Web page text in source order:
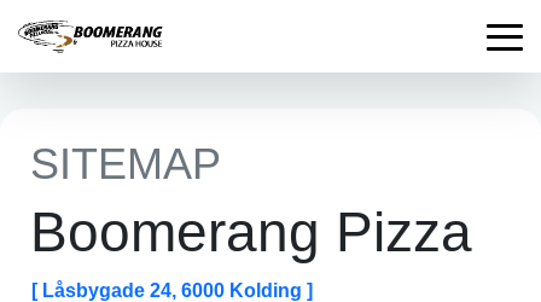
SITEMAP
Boomerang Pizza
[ Låsbygade 24, 6000 Kolding ]